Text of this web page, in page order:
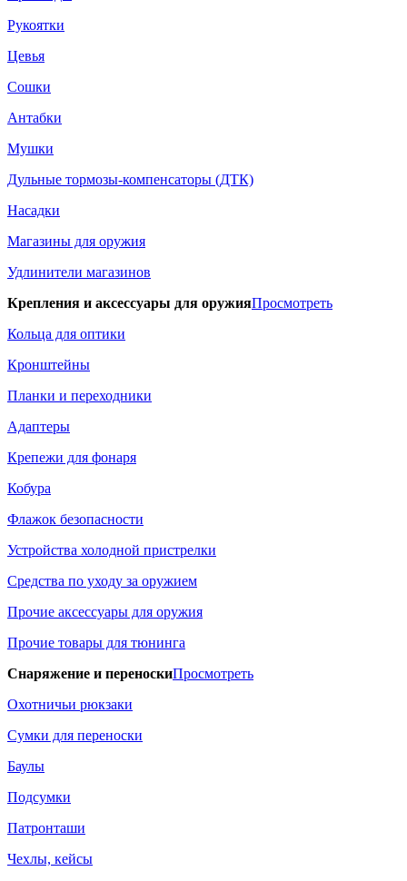
Рукоятки
Цевья
Сошки
Антабки
Мушки
Дульные тормозы-компенсаторы (ДТК)
Насадки
Магазины для оружия
Удлинители магазинов
Крепления и аксессуары для оружияПросмотреть
Кольца для оптики
Кронштейны
Планки и переходники
Адаптеры
Крепежи для фонаря
Кобура
Флажок безопасности
Устройства холодной пристрелки
Средства по уходу за оружием
Прочие аксессуары для оружия
Прочие товары для тюнинга
Снаряжение и переноскиПросмотреть
Охотничьи рюкзаки
Сумки для переноски
Баулы
Подсумки
Патронташи
Чехлы, кейсы